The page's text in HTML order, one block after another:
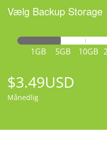
Vælg Backup Storage
1GB 5GB 10GB
$3.49USD
Månedlig